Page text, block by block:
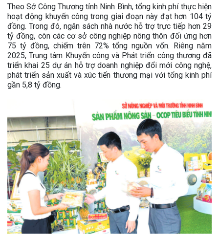
Theo Sở Công Thương tỉnh Ninh Bình, tổng kinh phí thực hiện
hoạt động khuyến công trong giai đoạn này đạt hơn 104 tỷ
đồng. Trong đó, ngân sách nhà nước hỗ trợ trực tiếp hơn 29
tỷ đồng, còn các cơ sở công nghiệp nông thôn đối ứng hơn
75 tỷ đồng, chiếm trên 72% tổng nguồn vốn. Riêng năm
2025, Trung tâm Khuyến công và Phát triển công thương đã
triển khai 25 dự án hỗ trợ doanh nghiệp đổi mới công nghệ,
phát triển sản xuất và xúc tiến thương mại với tổng kinh phí
gần 5,8 tỷ đồng.